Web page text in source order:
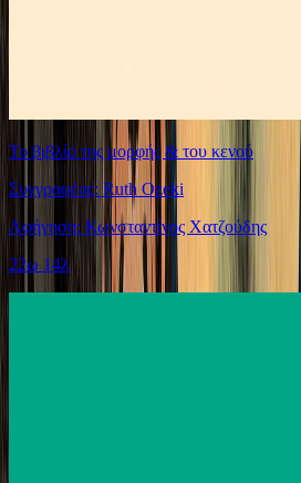
Το βιβλίο της μορφής & του κενού
Συγγραφέας: Ruth Ozeki
Αφήγηση: Κωνσταντίνος Χατζούδης
22ω 14λ